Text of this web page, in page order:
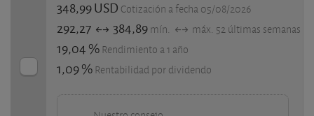
348,99 USD Cotización a fecha 05/08/2026
292,27 384,89 mín. máx. 52 últimas semanas
19,04 % Rendimiento a 1 año
1,09 % Rentabilidad por dividendo